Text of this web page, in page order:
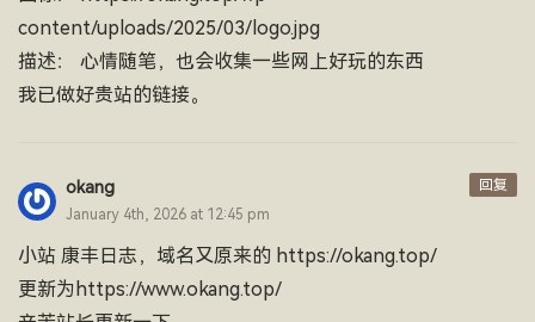
content/uploads/2025/03/logo.jpg
描述： 心情随笔，也会收集一些网上好玩的东西
我已做好贵站的链接。
okang
January 4th, 2026 at 12:45 pm
小站 康丰日志，域名又原来的 https://okang.top/
更新为https://www.okang.top/
回复